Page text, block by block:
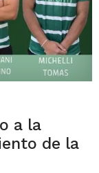
a la
de la